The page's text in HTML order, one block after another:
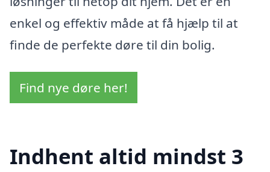
enkel og effektiv måde at få hjælp til at
finde de perfekte døre til din bolig.
Find nye døre her!
Indhent altid mindst 3